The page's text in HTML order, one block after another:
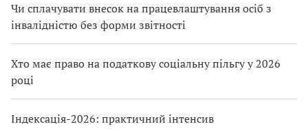
Чи сплачувати внесок на працевлаштування осіб з
інвалідністю без форми звітності
Хто має право на податкову соціальну пільгу у 2026
році
Індексація-2026: практичний інтенсив